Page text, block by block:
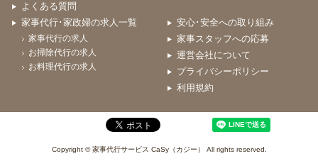
よくある質問
家事代行･家政婦の求人一覧
家事代行の求人
お掃除代行の求人
お料理代行の求人
安心･安全への取り組み
家事スタッフへの応募
運営会社について
プライバシーポリシー
利用規約
Copyright © 家事代行サービス CaSy（カジー） All rights reserved.